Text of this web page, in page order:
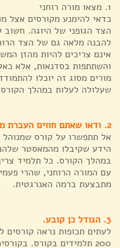
1. מצאו מורה רוחני
כדאי להימנע מקורסים אצל
הצד הגופני של היוגה. חשוב
להבנה מלאה גם של הצד
אינם צריכים להיות מהזן
והשתתפות בסדנאות, אלא
מורים מסוג זה יוכלו
שעלולה לעלות במהלך
2. ודאו שאתם חווים העברת מידע ישיר.
אל תתפשרו על קורס שמנוהל
הידע שקיבלו מהמאסטר
במהלך הקורס. כל תלמיד
עם המורה הרוחני, שהרי
מתבצעת ברמה האנרגטית.
3. הגודל כן קובע.